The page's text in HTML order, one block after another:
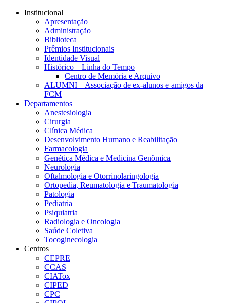
Conteúdo principal
Institucional
Apresentação
Administração
Biblioteca
Prêmios Institucionais
Identidade Visual
Histórico – Linha do Tempo
Centro de Memória e Arquivo
ALUMNI – Associação de ex-alunos e amigos da
FCM
Departamentos
Anestesiologia
Cirurgia
Clínica Médica
Desenvolvimento Humano e Reabilitação
Farmacologia
Genética Médica e Medicina Genômica
Neurologia
Oftalmologia e Otorrinolaringologia
Ortopedia, Reumatologia e Traumatologia
Patologia
Pediatria
Psiquiatria
Radiologia e Oncologia
Saúde Coletiva
Tocoginecologia
Centros
CEPRE
CCAS
CIATox
CIPED
CPC